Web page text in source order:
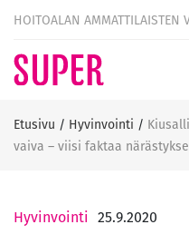
HOITOALAN AMMATTILAISTEN
Etusivu / Hyvinvointi /
vaiva – viisi faktaa
Hyvinvointi 25.9.2020